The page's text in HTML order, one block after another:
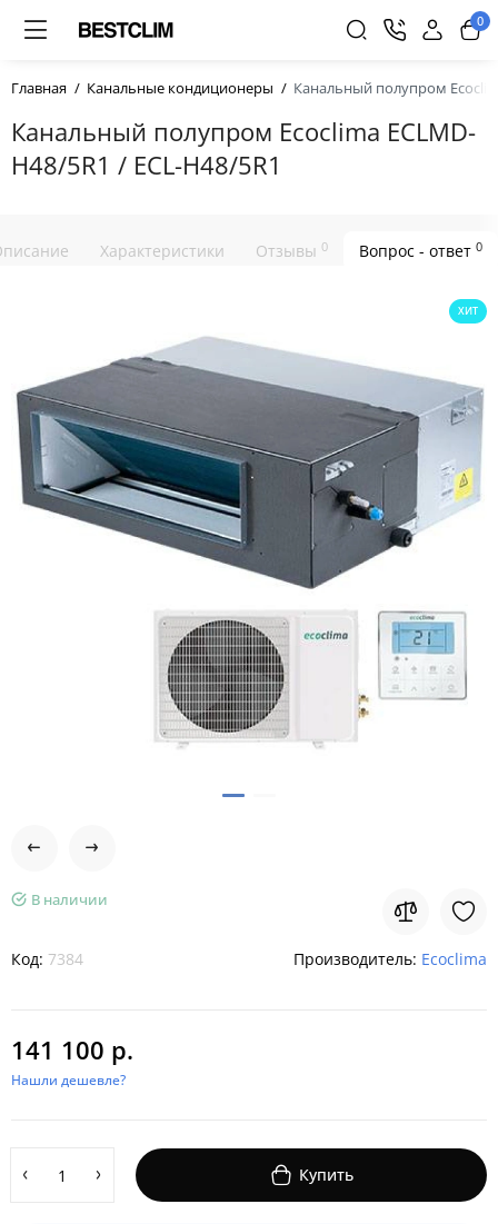
0
Главная Канальные кондиционеры Канальный полупром
Канальный полупром Ecoclima ECLMD-
H48/5R1 / ECL-H48/5R1
Характеристики Отзывы 0 Вопрос - ответ 0
ХИТ
В наличии
Код: 7384 Производитель: Ecoclima
141 100 р.
Нашли дешевле?
Купить